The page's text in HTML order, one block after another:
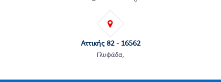
Αττικής 82 - 16562
Γλυφάδα,